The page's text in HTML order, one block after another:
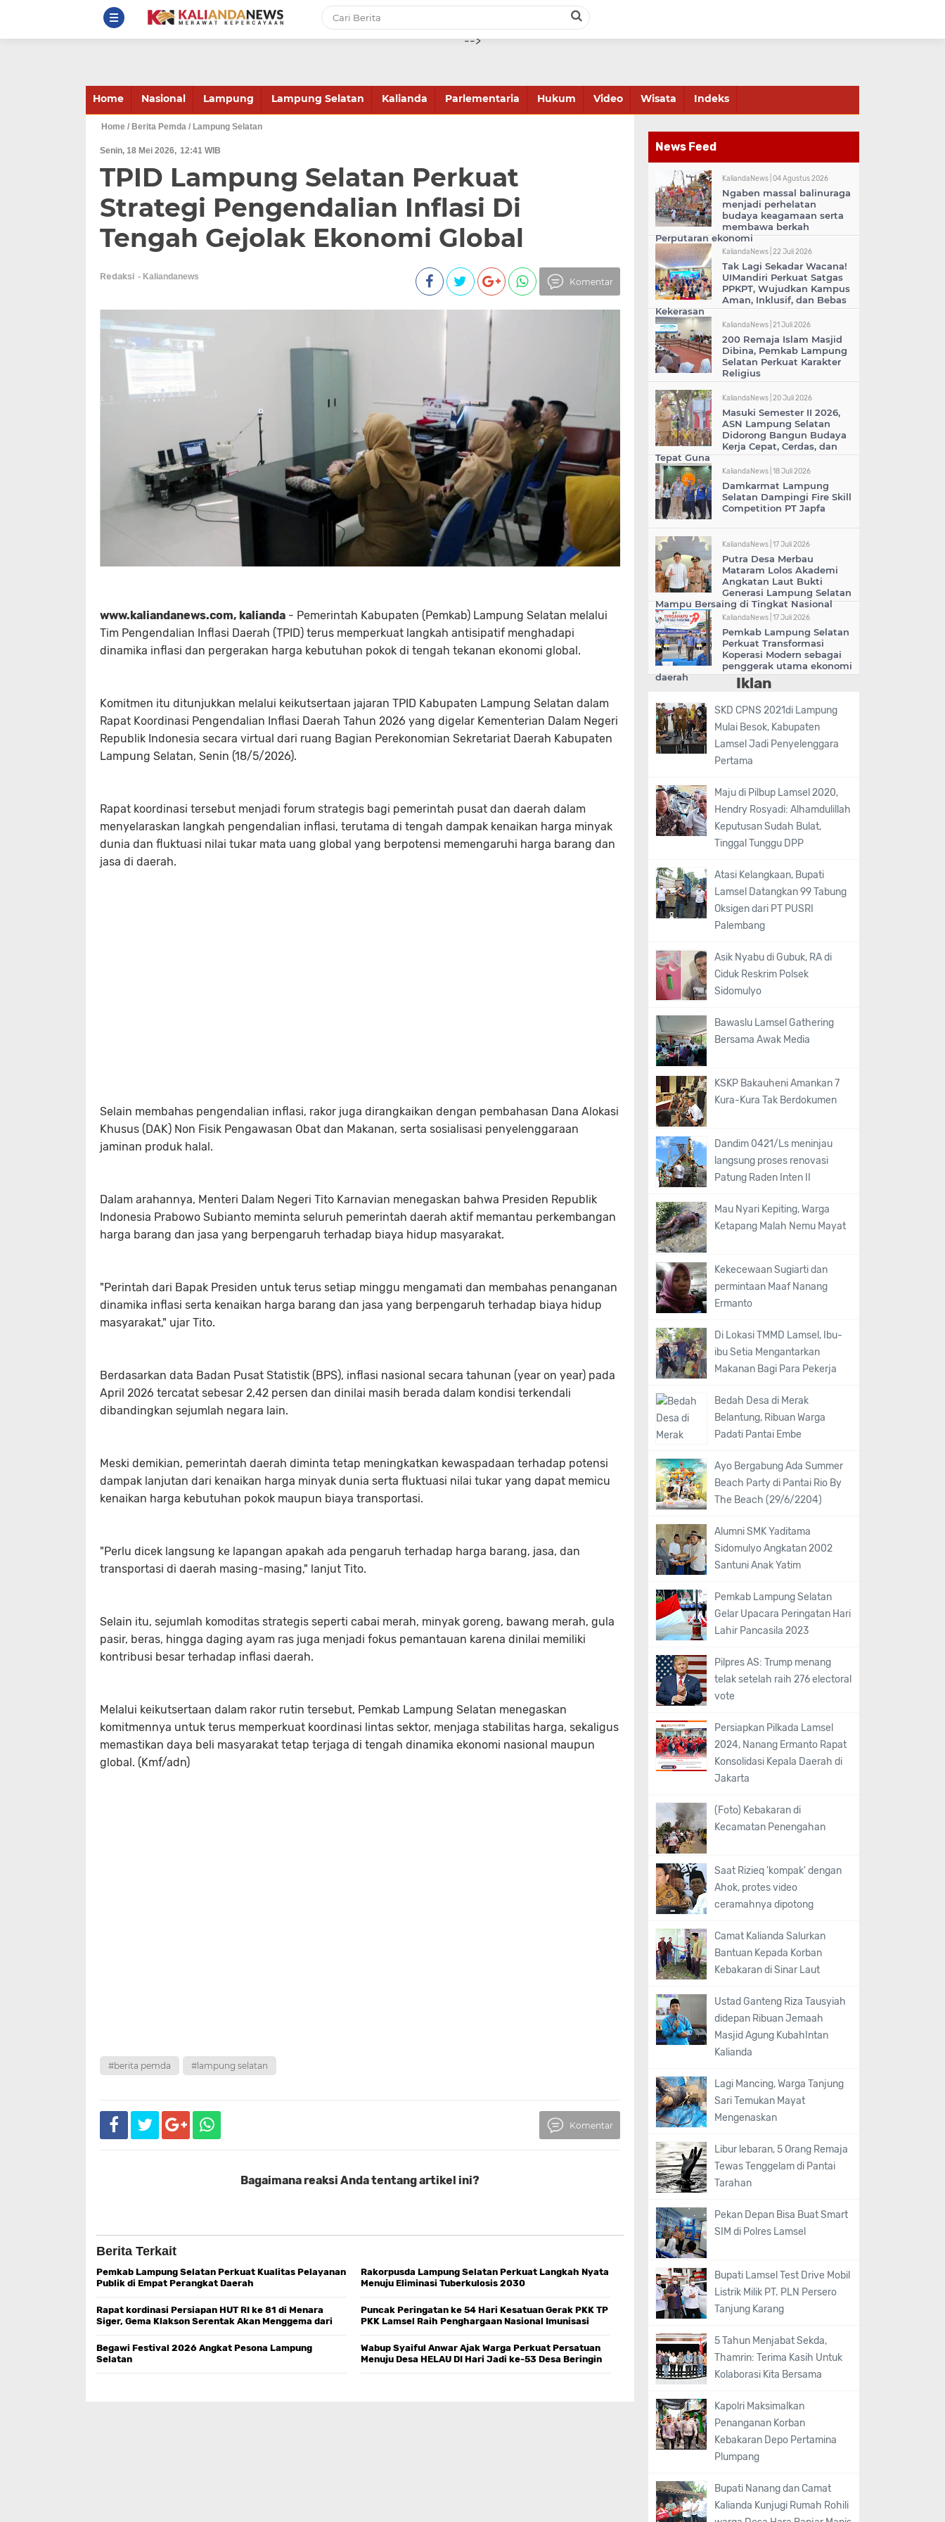
-->
Home Nasional Lampung Lampung Selatan Kalianda Parlementaria Hukum Video Wisata Indeks
Home / Berita Pemda / Lampung Selatan
Senin, 18 Mei 2026 12:41 WIB
TPID Lampung Selatan Perkuat
Strategi Pengendalian Inflasi Di
Tengah Gejolak Ekonomi Global
Redaksi
Komentar
www.kaliandanews.com, kalianda - Pemerintah Kabupaten (Pemkab) Lampung Selatan melalui
Tim Pengendalian Inflasi Daerah (TPID) terus memperkuat langkah antisipatif menghadapi
dinamika inflasi dan pergerakan harga kebutuhan pokok di tengah tekanan ekonomi global.
Komitmen itu ditunjukkan melalui keikutsertaan jajaran TPID Kabupaten Lampung Selatan dalam
Rapat Koordinasi Pengendalian Inflasi Daerah Tahun 2026 yang digelar Kementerian Dalam Negeri
Republik Indonesia secara virtual dari ruang Bagian Perekonomian Sekretariat Daerah Kabupaten
Lampung Selatan, Senin (18/5/2026).
Rapat koordinasi tersebut menjadi forum strategis bagi pemerintah pusat dan daerah dalam
menyelaraskan langkah pengendalian inflasi, terutama di tengah dampak kenaikan harga minyak
dunia dan fluktuasi nilai tukar mata uang global yang berpotensi memengaruhi harga barang dan
jasa di daerah.
Selain membahas pengendalian inflasi, rakor juga dirangkaikan dengan pembahasan Dana Alokasi
Khusus (DAK) Non Fisik Pengawasan Obat dan Makanan, serta sosialisasi penyelenggaraan
jaminan produk halal.
Dalam arahannya, Menteri Dalam Negeri Tito Karnavian menegaskan bahwa Presiden Republik
Indonesia Prabowo Subianto meminta seluruh pemerintah daerah aktif memantau perkembangan
harga barang dan jasa yang berpengaruh terhadap biaya hidup masyarakat.
"Perintah dari Bapak Presiden untuk terus setiap minggu mengamati dan membahas penanganan
dinamika inflasi serta kenaikan harga barang dan jasa yang berpengaruh terhadap biaya hidup
masyarakat," ujar Tito.
Berdasarkan data Badan Pusat Statistik (BPS), inflasi nasional secara tahunan (year on year) pada
April 2026 tercatat sebesar 2,42 persen dan dinilai masih berada dalam kondisi terkendali
dibandingkan sejumlah negara lain.
Meski demikian, pemerintah daerah diminta tetap meningkatkan kewaspadaan terhadap potensi
dampak lanjutan dari kenaikan harga minyak dunia serta fluktuasi nilai tukar yang dapat memicu
kenaikan harga kebutuhan pokok maupun biaya transportasi.
"Perlu dicek langsung ke lapangan apakah ada pengaruh terhadap harga barang, jasa, dan
transportasi di daerah masing-masing," lanjut Tito.
Selain itu, sejumlah komoditas strategis seperti cabai merah, minyak goreng, bawang merah, gula
pasir, beras, hingga daging ayam ras juga menjadi fokus pemantauan karena dinilai memiliki
kontribusi besar terhadap inflasi daerah.
Melalui keikutsertaan dalam rakor rutin tersebut, Pemkab Lampung Selatan menegaskan
komitmennya untuk terus memperkuat koordinasi lintas sektor, menjaga stabilitas harga, sekaligus
memastikan daya beli masyarakat tetap terjaga di tengah dinamika ekonomi nasional maupun
global. (Kmf/adn)
#berita pemda #lampung selatan
Komentar
Bagaimana reaksi Anda tentang artikel ini?
Berita Terkait
Pemkab Lampung Selatan Perkuat Kualitas Pelayanan
Publik di Empat Perangkat Daerah
Rakorpusda Lampung Selatan Perkuat Langkah Nyata
Menuju Eliminasi Tuberkulosis 2030
Rapat kordinasi Persiapan HUT RI ke 81 di Menara
Siger, Gema Klakson Serentak Akan Menggema dari
Puncak Peringatan ke 54 Hari Kesatuan Gerak PKK TP
PKK Lamsel Raih Penghargaan Nasional Imunisasi
Begawi Festival 2026 Angkat Pesona Lampung
Selatan
Wabup Syaiful Anwar Ajak Warga Perkuat Persatuan
Menuju Desa HELAU DI Hari Jadi ke-53 Desa Beringin
News Feed
KaliandaNews | 04 Agustus 2026
Ngaben massal balinuraga
menjadi perhelatan
budaya keagamaan serta
membawa berkah
Perputaran ekonomi
KaliandaNews | 22 Juli 2026
Tak Lagi Sekadar Wacana!
UIMandiri Perkuat Satgas
PPKPT, Wujudkan Kampus
Aman, Inklusif, dan Bebas
Kekerasan
KaliandaNews | 21 Juli 2026
200 Remaja Islam Masjid
Dibina, Pemkab Lampung
Selatan Perkuat Karakter
Religius
KaliandaNews | 20 Juli 2026
Masuki Semester II 2026,
ASN Lampung Selatan
Didorong Bangun Budaya
Kerja Cepat, Cerdas, dan
Tepat Guna
KaliandaNews | 18 Juli 2026
Damkarmat Lampung
Selatan Dampingi Fire Skill
Competition PT Japfa
KaliandaNews | 17 Juli 2026
Putra Desa Merbau
Mataram Lolos Akademi
Angkatan Laut Bukti
Generasi Lampung Selatan
Mampu Bersaing di Tingkat Nasional
KaliandaNews | 17 Juli 2026
Pemkab Lampung Selatan
Perkuat Transformasi
Koperasi Modern sebagai
penggerak utama ekonomi
daerah
Iklan
SKD CPNS 2021di Lampung
Mulai Besok, Kabupaten
Lamsel Jadi Penyelenggara
Pertama
Maju di Pilbup Lamsel 2020,
Hendry Rosyadi: Alhamdulillah
Keputusan Sudah Bulat,
Tinggal Tunggu DPP
Atasi Kelangkaan, Bupati
Lamsel Datangkan 99 Tabung
Oksigen dari PT PUSRI
Palembang
Asik Nyabu di Gubuk, RA di
Ciduk Reskrim Polsek
Sidomulyo
Bawaslu Lamsel Gathering
Bersama Awak Media
KSKP Bakauheni Amankan 7
Kura-Kura Tak Berdokumen
Dandim 0421/Ls meninjau
langsung proses renovasi
Patung Raden Inten II
Mau Nyari Kepiting, Warga
Ketapang Malah Nemu Mayat
Kekecewaan Sugiarti dan
permintaan Maaf Nanang
Ermanto
Di Lokasi TMMD Lamsel, Ibu-
ibu Setia Mengantarkan
Makanan Bagi Para Pekerja
Bedah Desa di Merak
Belantung, Ribuan Warga
Padati Pantai Embe
Ayo Bergabung Ada Summer
Beach Party di Pantai Rio By
The Beach (29/6/2204)
Alumni SMK Yaditama
Sidomulyo Angkatan 2002
Santuni Anak Yatim
Pemkab Lampung Selatan
Gelar Upacara Peringatan Hari
Lahir Pancasila 2023
Pilpres AS: Trump menang
telak setelah raih 276 electoral
vote
Persiapkan Pilkada Lamsel
2024, Nanang Ermanto Rapat
Konsolidasi Kepala Daerah di
Jakarta
(Foto) Kebakaran di
Kecamatan Penengahan
Saat Rizieq 'kompak' dengan
Ahok, protes video
ceramahnya dipotong
Camat Kalianda Salurkan
Bantuan Kepada Korban
Kebakaran di Sinar Laut
Ustad Ganteng Riza Tausyiah
didepan Ribuan Jemaah
Masjid Agung KubahIntan
Kalianda
Lagi Mancing, Warga Tanjung
Sari Temukan Mayat
Mengenaskan
Libur lebaran, 5 Orang Remaja
Tewas Tenggelam di Pantai
Tarahan
Pekan Depan Bisa Buat Smart
SIM di Polres Lamsel
Bupati Lamsel Test Drive Mobil
Listrik Milik PT. PLN Persero
Tanjung Karang
5 Tahun Menjabat Sekda,
Thamrin: Terima Kasih Untuk
Kolaborasi Kita Bersama
Kapolri Maksimalkan
Penanganan Korban
Kebakaran Depo Pertamina
Plumpang
Bupati Nanang dan Camat
Kalianda Kunjugi Rumah Rohili